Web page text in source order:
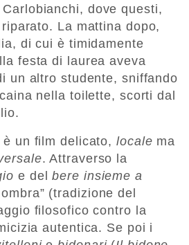
dove questi,
La mattina dopo,
di cui è timidamente
festa di laurea aveva
un altro studente, sniffando
nella toilette, scorti dal
è un film delicato,locale ma
. Attraverso la
e delbere insieme a
ombra” (tradizione del
filosofico contro la
autentica. Se poi i